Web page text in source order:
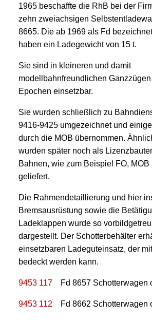
1965 beschaffte die RhB bei der
zehn zweiachsigen
8665. Die ab 1969 als Fd
haben ein Ladegewicht von 15 t.
Sie sind in kleineren und damit
modellbahnfreundlichen
Epochen einsetzbar.
Sie wurden schließlich zu
9416-9425 umgezeichnet und
durch die MOB übernommen.
wurden später noch als
Bahnen, wie zum Beispiel FO,
geliefert.
Die Rahmendetaillierung und hier
Bremsausrüstung sowie die
Ladeklappen wurde so
dargestellt. Der Schotterbehälter
einsetzbaren Ladeguteinsatz, der
bedeckt werden kann.
9453 117 Fd 8657 Schotterwagen
9453 112 Fd 8662 Schotterwagen